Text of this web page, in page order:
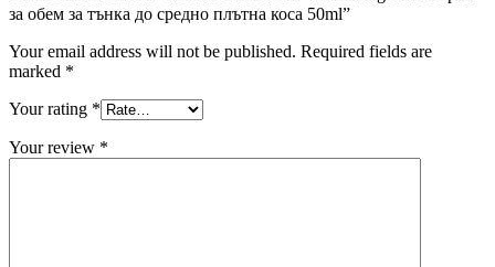
за обем за тънка до средно плътна коса 50ml”
Your email address will not be published. Required fields are
marked *
Your rating *
Your review *